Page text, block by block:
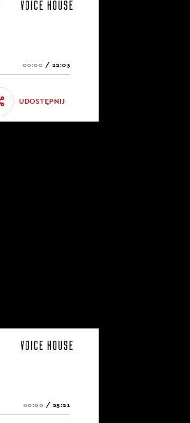
00:00 / 22:03
UDOSTĘPNIJ
00:00 / 25:21